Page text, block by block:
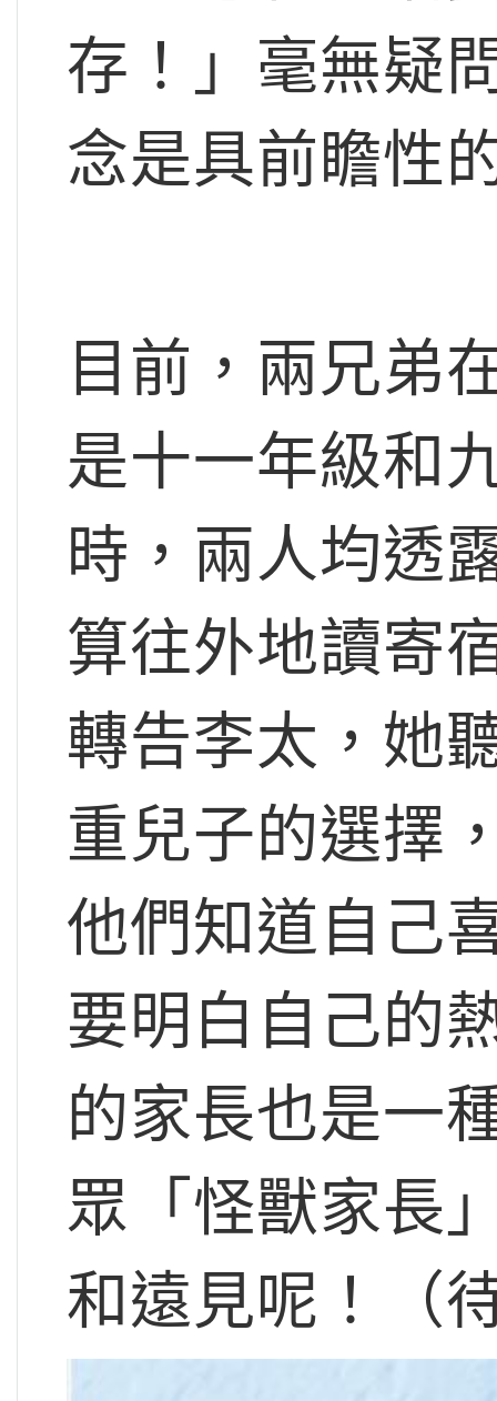
存！」毫無疑
念是具前瞻性
目前，兩兄弟
是十一年級和
時，兩人均透
算往外地讀寄
轉告李太，她
重兒子的選擇
他們知道自己
要明白自己的
的家長也是一
眾「怪獸家長
和遠見呢！（